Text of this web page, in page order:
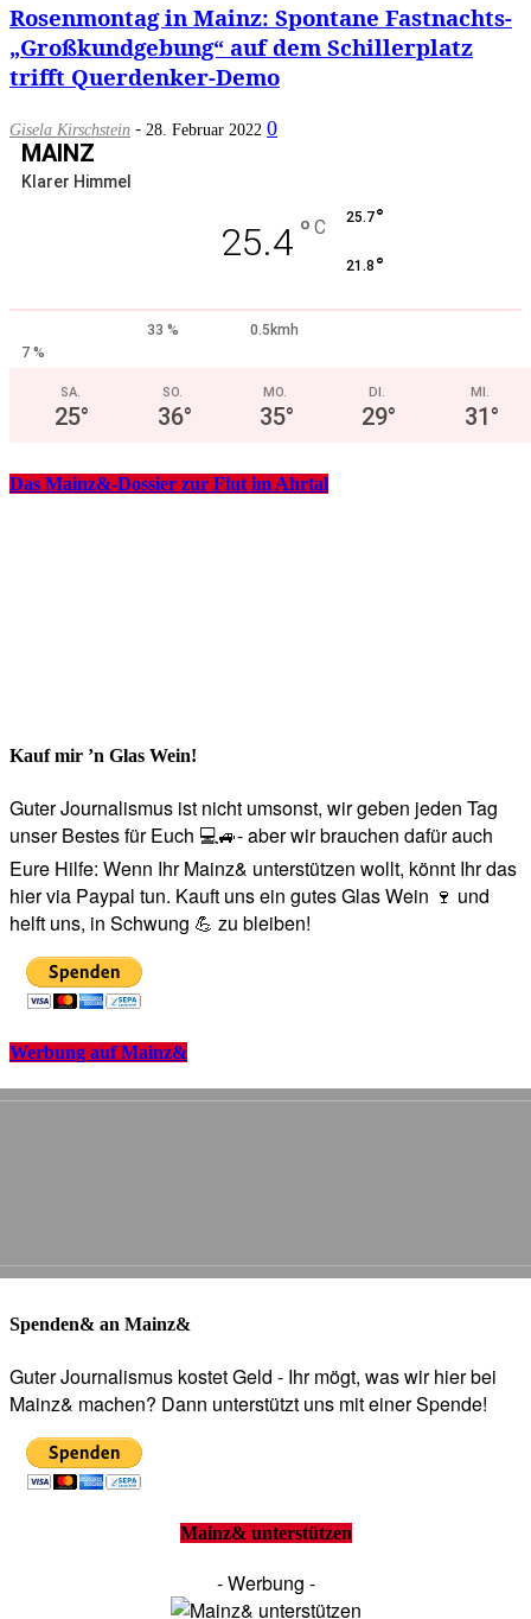
Rosenmontag in Mainz: Spontane Fastnachts-
„Großkundgebung“ auf dem Schillerplatz
trifft Querdenker-Demo
Gisela Kirschstein - 28. Februar 2022 0
MAINZ
Klarer Himmel
25.4 ° C 25.7°
21.8 °
33 %
0.5kmh
7 %
SA.
25°
SO.
36°
MO.
35°
DI.
29°
MI.
31°
Das Mainz&-Dossier zur Flut im Ahrtal
Kauf mir ’n Glas Wein!
Guter Journalismus ist nicht umsonst, wir geben jeden Tag
unser Bestes für Euch 💻🚙- aber wir brauchen dafür auch
Eure Hilfe: Wenn Ihr Mainz& unterstützen wollt, könnt Ihr das
hier via Paypal tun. Kauft uns ein gutes Glas Wein 🍷 und
helft uns, in Schwung 💪 zu bleiben!
Werbung auf Mainz&
Spenden& an Mainz&
Guter Journalismus kostet Geld - Ihr mögt, was wir hier bei
Mainz& machen? Dann unterstützt uns mit einer Spende!
Mainz& unterstützen
- Werbung -